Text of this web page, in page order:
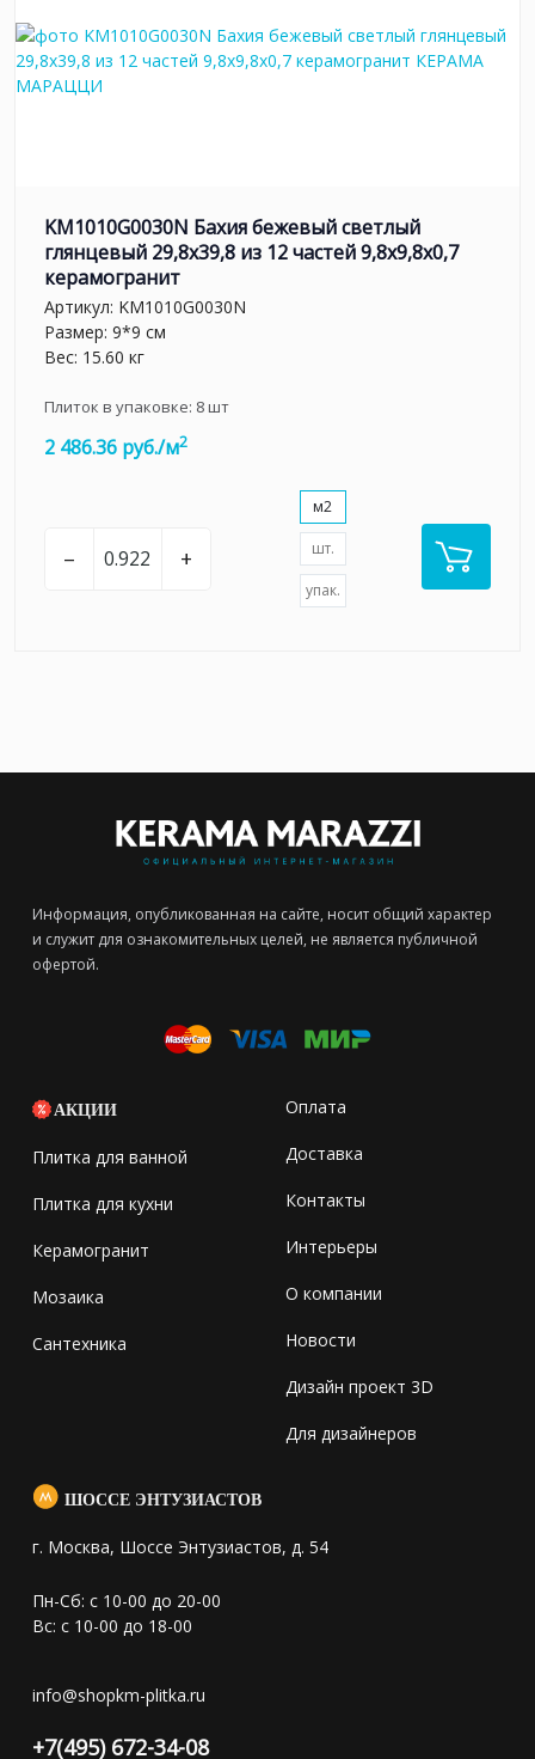
KM1010G0030N Бахия бежевый светлый
глянцевый 29,8х39,8 из 12 частей 9,8x9,8x0,7
керамогранит
Артикул: KM1010G0030N
Размер: 9*9 см
Вес: 15.60 кг
Плиток в упаковке: 8шт
2 486.36 руб./м2
– +
м2
шт.
упак.
Информация, опубликованная на сайте, носит общий характер
и служит для ознакомительных целей, не является публичной
офертой.
АКЦИИ
Плитка для ванной
Плитка для кухни
Керамогранит
Мозаика
Сантехника
Оплата
Доставка
Контакты
Интерьеры
О компании
Новости
Дизайн проект 3D
Для дизайнеров
ШОССЕ ЭНТУЗИАСТОВ
г. Москва, Шоссе Энтузиастов, д. 54
Пн-Сб: с 10-00 до 20-00
Вс: с 10-00 до 18-00
info@shopkm-plitka.ru
+7(495) 672-34-08